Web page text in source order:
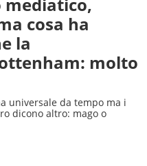
cosa ha
la
molto
universale da tempo ma i
dicono altro: mago o